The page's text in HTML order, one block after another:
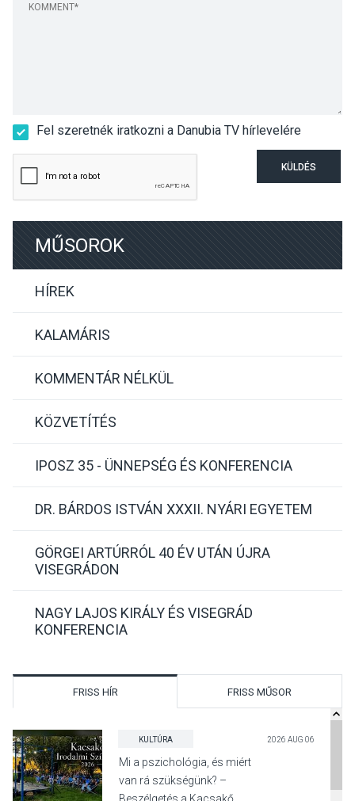
Fel szeretnék iratkozni a Danubia TV hírlevelére
KÜLDÉS
MŰSOROK
HÍREK
KALAMÁRIS
KOMMENTÁR NÉLKÜL
KÖZVETÍTÉS
IPOSZ 35 - ÜNNEPSÉG ÉS KONFERENCIA
DR. BÁRDOS ISTVÁN XXXII. NYÁRI EGYETEM
GÖRGEI ARTÚRRÓL 40 ÉV UTÁN ÚJRA
VISEGRÁDON
NAGY LAJOS KIRÁLY ÉS VISEGRÁD
KONFERENCIA
FRISS HÍR FRISS MŰSOR
KULTÚRA 2026 AUG 06
Mi a pszichológia, és miért
van rá szükségünk? –